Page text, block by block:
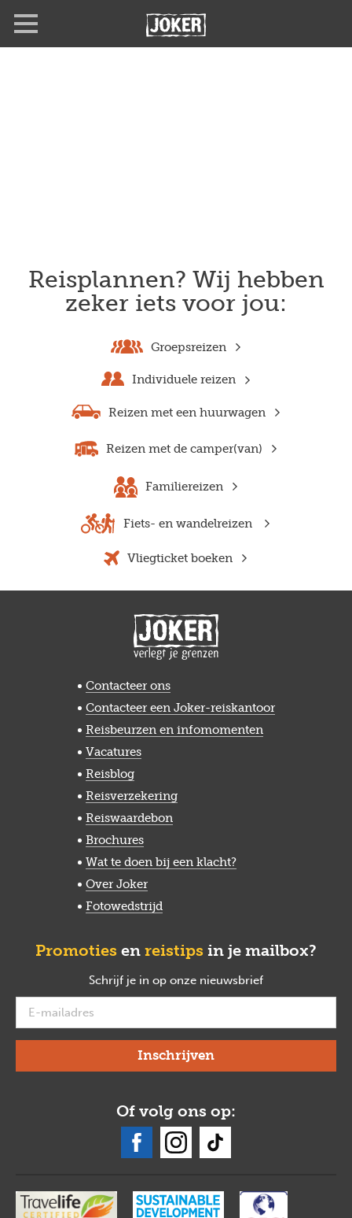
Reisplannen? Wij hebben
zeker iets voor jou:
Groepsreizen
Individuele reizen
Reizen met een huurwagen
Reizen met de camper(van)
Familiereizen
Fiets- en wandelreizen
Vliegticket boeken
Contacteer ons
Contacteer een Joker-reiskantoor
Reisbeurzen en infomomenten
Vacatures
Reisblog
Reisverzekering
Reiswaardebon
Brochures
Wat te doen bij een klacht?
Over Joker
Fotowedstrijd
Promoties en reistips in je mailbox?
Schrijf je in op onze nieuwsbrief
Of volg ons op: